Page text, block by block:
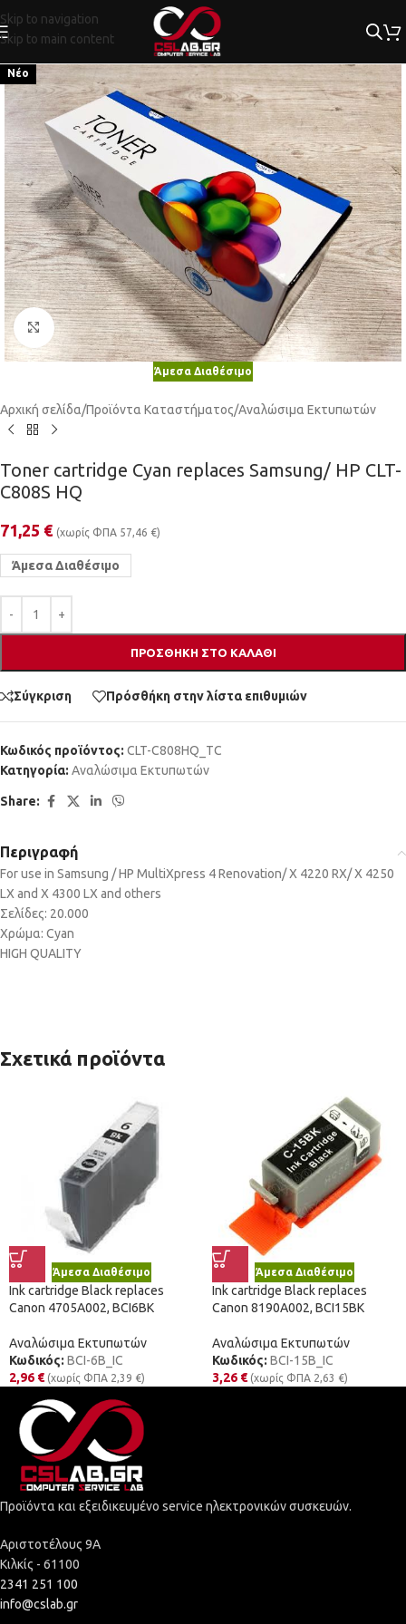
Skip to navigation
Skip to main content
Νέο
Κλικ για μεγέθυνση
Άμεσα Διαθέσιμο
Αρχική σελίδα/Προϊόντα Καταστήματος/Αναλώσιμα Εκτυπωτών
Toner cartridge Cyan replaces Samsung/ HP CLT-
C808S HQ
71,25 € (χωρίς ΦΠΑ 57,46 €)
Άμεσα Διαθέσιμο
ΠΡΟΣΘΉΚΗ ΣΤΟ ΚΑΛΆΘΙ
Σύγκριση Πρόσθήκη στην λίστα επιθυμιών
Κωδικός προϊόντος: CLT-C808HQ_TC
Κατηγορία: Αναλώσιμα Εκτυπωτών
Share:
Περιγραφή
For use in Samsung / HP MultiXpress 4 Renovation/ X 4220 RX/ X 4250
LX and X 4300 LX and others
Σελίδες: 20.000
Χρώμα: Cyan
HIGH QUALITY
Σχετικά προϊόντα
Άμεσα Διαθέσιμο
Ink cartridge Black replaces
Canon 4705A002, BCI6BK
Αναλώσιμα Εκτυπωτών
Κωδικός: BCI-6B_IC
2,96 € (χωρίς ΦΠΑ 2,39 €)
Άμεσα Διαθέσιμο
Ink cartridge Black replaces
Canon 8190A002, BCI15BK
Αναλώσιμα Εκτυπωτών
Κωδικός: BCI-15B_IC
3,26 € (χωρίς ΦΠΑ 2,63 €)
Προϊόντα και εξειδικευμένο service ηλεκτρονικών συσκευών.
Αριστοτέλους 9Α
Κιλκίς - 61100
2341 251 100
info@cslab.gr